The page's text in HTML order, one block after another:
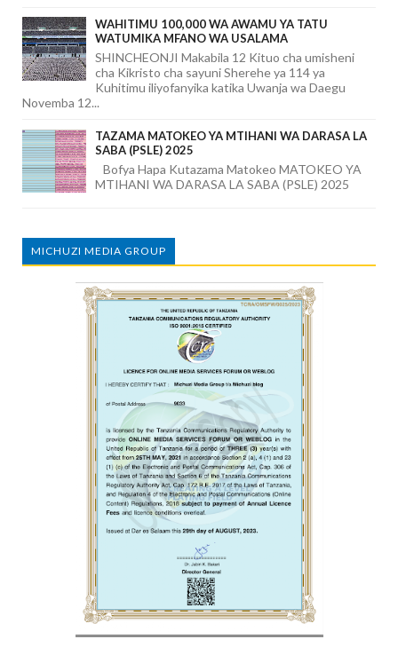
WAHITIMU 100,000 WA AWAMU YA TATU
WATUMIKA MFANO WA USALAMA
SHINCHEONJI Makabila 12 Kituo cha umisheni
cha Kikristo cha sayuni Sherehe ya 114 ya
Kuhitimu iliyofanyika katika Uwanja wa Daegu
Novemba 12...
TAZAMA MATOKEO YA MTIHANI WA DARASA LA
SABA (PSLE) 2025
Bofya Hapa Kutazama Matokeo MATOKEO YA
MTIHANI WA DARASA LA SABA (PSLE) 2025
MICHUZI MEDIA GROUP